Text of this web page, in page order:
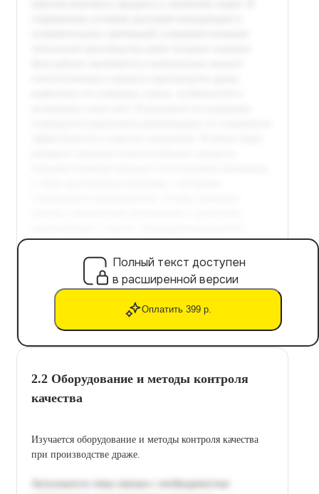
Полный текст доступен
в расширенной версии
Оплатить 399 р.
2.2 Оборудование и методы контроля
качества
Изучается оборудование и методы контроля качества
при производстве драже.